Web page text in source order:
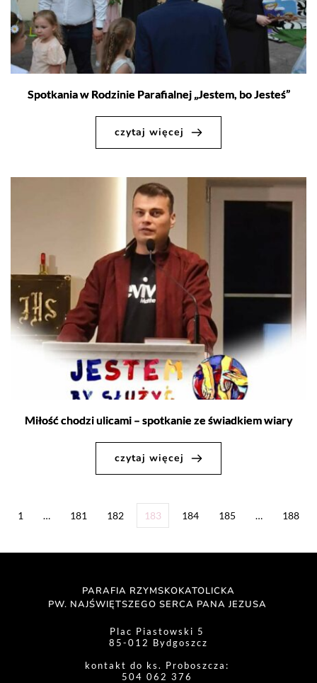
Spotkania w Rodzinie Parafialnej „Jestem, bo Jesteś”
czytaj więcej
Miłość chodzi ulicami – spotkanie ze świadkiem wiary
czytaj więcej
1 … 181 182 183 184 185 … 188
PARAFIA RZYMSKOKATOLICKA
PW. NAJŚWIĘTSZEGO SERCA PANA JEZUSA
Plac Piastowski 5
85-012 Bydgoszcz
kontakt do ks. Proboszcza:
504 062 376